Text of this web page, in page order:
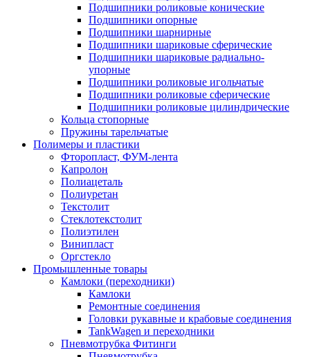
Подшипники роликовые конические
Подшипники опорные
Подшипники шарнирные
Подшипники шариковые сферические
Подшипники шариковые радиально-
упорные
Подшипники роликовые игольчатые
Подшипники роликовые сферические
Подшипники роликовые цилиндрические
Кольца стопорные
Пружины тарельчатые
Полимеры и пластики
Фторопласт, ФУМ-лента
Капролон
Полиацеталь
Полиуретан
Текстолит
Стеклотекстолит
Полиэтилен
Винипласт
Оргстекло
Промышленные товары
Камлоки (переходники)
Камлоки
Ремонтные соединения
Головки рукавные и крабовые соединения
TankWagen и переходники
Пневмотрубка Фитинги